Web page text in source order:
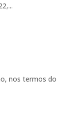
nos termos